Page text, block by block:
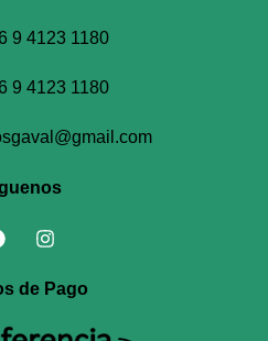
9 4123 1180
9 4123 1180
de Pago